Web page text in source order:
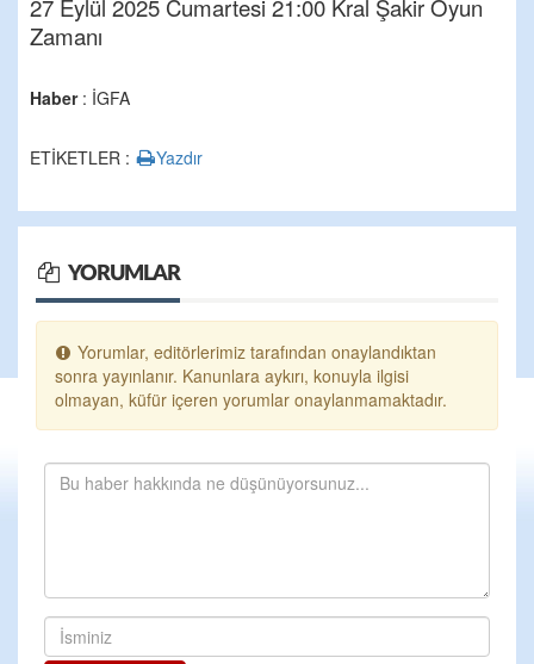
27 Eylül 2025 Cumartesi 21:00 Kral Şakir Oyun
Zamanı
Haber: İGFA
ETİKETLER : Yazdır
YORUMLAR
Yorumlar, editörlerimiz tarafından onaylandıktan
sonra yayınlanır. Kanunlara aykırı, konuyla ilgisi
olmayan, küfür içeren yorumlar onaylanmamaktadır.